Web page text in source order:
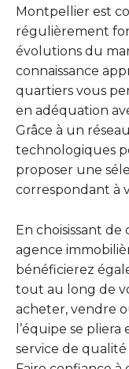
Montpellier est
régulièrement
évolutions du
connaissance
quartiers vous
en adéquation
Grâce à un
technologiques
proposer une
correspondant à
En choisissant
agence
bénéficierez
tout au long de
acheter, vendre
l’équipe se
service de